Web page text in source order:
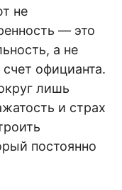
не
— это
а не
официанта.
лишь
и страх
постоянно